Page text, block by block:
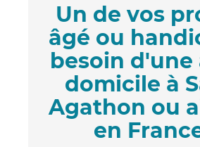
Un de vos
âgé ou
besoin d'une
domicile à
Agathon ou
en